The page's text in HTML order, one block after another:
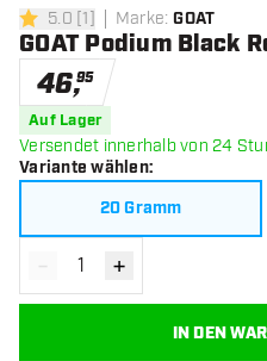
5 Bewertungssterne
5.0 [1] Marke: GOAT
GOAT Podium Black
46,95
Auf Lager
Versendet innerhalb von 24
Variante wählen:
20 Gramm
Menge verringern
- Menge erhöhen
+
IN DEN